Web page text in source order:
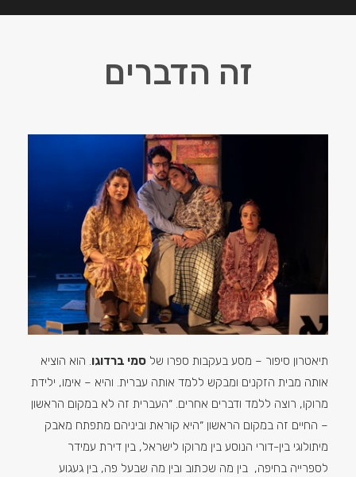
זה הדברים
תיאטרון סיפור – מסע בעקבות ספרו של סמי ברדוגו. הוא הוציא
אותה מבית הזקנים ומבקש ללמד אותה עברית. והיא – אימו, ילידת
מרוקו, רוצה ללמד ודברים אחרים. ״העברית זה לא במקום הראשון
– החיים זה במקום הראשון ״היא קוראת וביניהם מתפתח מאבק
מיתולוגי בין-דורי הנוסע בין מרוקו לישראל, בין דירת עמידר
לספרייה בחיפה, בין מה שכתוב ובין מה שבעל פה, בין געגוע